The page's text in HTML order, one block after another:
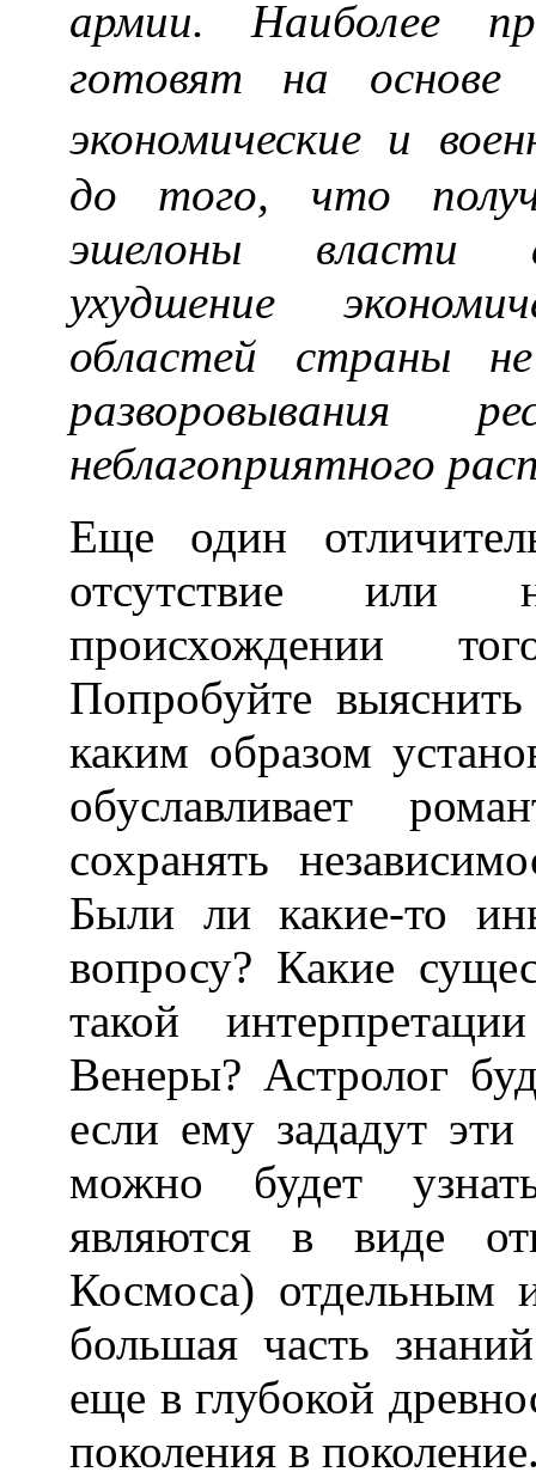
армии. Наиболее
готовят на основе
экономические и
до того, что
эшелоны власти
ухудшение
областей страны
разворовывания
неблагоприятного
Еще один
отсутствие или
происхождении
Попробуйте
каким образом
обуславливает
сохранять
Были ли какие-то
вопросу? Какие
такой
Венеры? Астролог
если ему зададут
можно будет
являются в виде
Космоса) отдельным
большая часть
еще в глубокой
поколения в